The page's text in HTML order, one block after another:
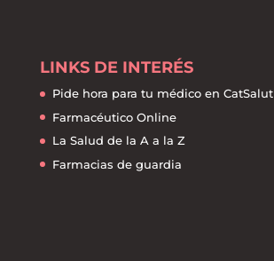
LINKS DE INTERÉS
Pide hora para tu médico en CatSalut
Farmacéutico Online
La Salud de la A a la Z
Farmacias de guardia